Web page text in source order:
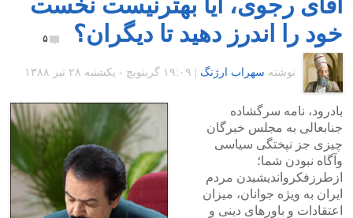
خود را اندرز دهید تا دیگران؟
۵
نوشته سهراب ارژنگ ۱۹:۰۹ گرينويچ - یکشنبه ۲۸ تیر ۱۳۸۸
بادرود، نامه سرگشاده
جنابعالی به مجلس خبرگان
چیزی جز نپختگی سیاسی
وآگاه نبودن شما؛
ازطرزفکرواندیشیدن مردم
ایران به ویژه جوانان، میزان
اعتقادات و باورهای دینی و